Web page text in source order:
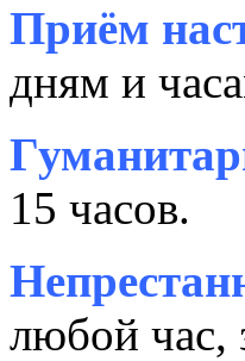
Приём
дням и
15 часов.
любой час,